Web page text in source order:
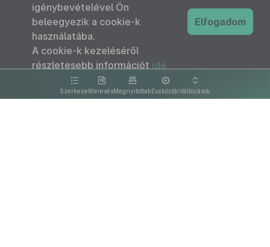
SzerkezetKeresésMegnyitottakEszköztárVáltozások
igénybevételével Ön
beleegyezik a cookie-k
használatába.
A cookie-k kezeléséről
részletesebb információt ide
kattintva olvashat.
Elfogadom